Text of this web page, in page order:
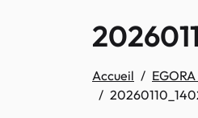
Accueil